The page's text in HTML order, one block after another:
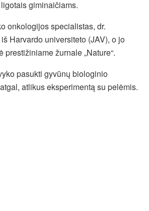
giminaičiams.
onkologijos specialistas, dr.
Harvardo universiteto (JAV), o jo
prestižiniame žurnale „Nature“.
pasukti gyvūnų biologinio
atlikus eksperimentą su pelėmis.